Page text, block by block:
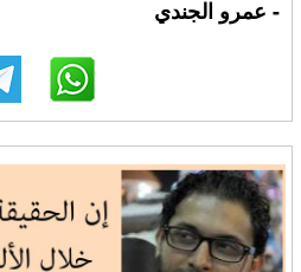
- عمرو الجندي